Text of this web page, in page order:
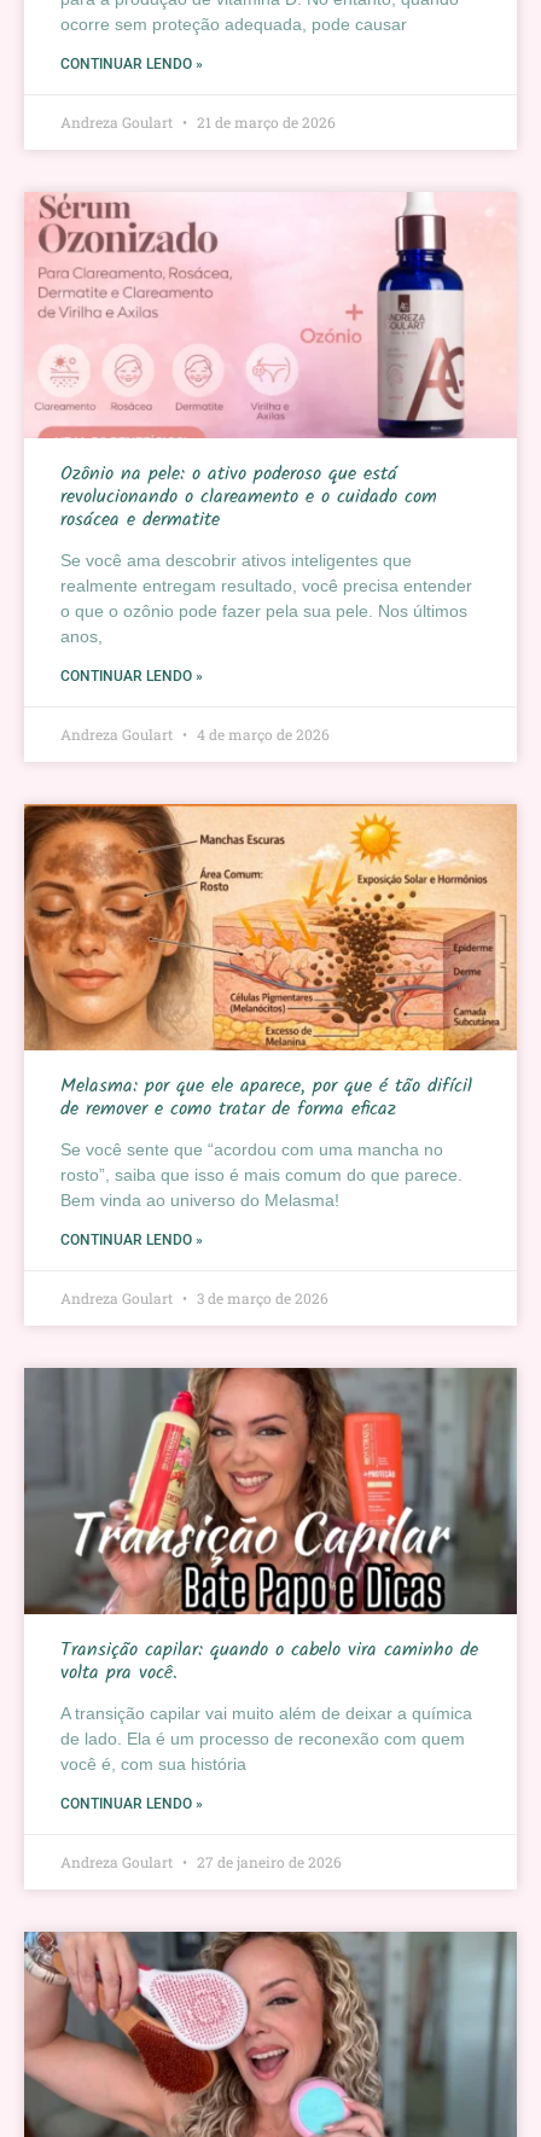
ocorre sem proteção adequada, pode causar
CONTINUAR LENDO »
Andreza Goulart 21 de março de 2026
Ozônio na pele: o ativo poderoso que está
revolucionando o clareamento e o cuidado com
rosácea e dermatite
Se você ama descobrir ativos inteligentes que
realmente entregam resultado, você precisa entender
o que o ozônio pode fazer pela sua pele. Nos últimos
anos,
CONTINUAR LENDO »
Andreza Goulart 4 de março de 2026
Melasma: por que ele aparece, por que é tão difícil
de remover e como tratar de forma eficaz
Se você sente que “acordou com uma mancha no
rosto”, saiba que isso é mais comum do que parece.
Bem vinda ao universo do Melasma!
CONTINUAR LENDO »
Andreza Goulart 3 de março de 2026
Transição capilar: quando o cabelo vira caminho de
volta pra você.
A transição capilar vai muito além de deixar a química
de lado. Ela é um processo de reconexão com quem
você é, com sua história
CONTINUAR LENDO »
Andreza Goulart 27 de janeiro de 2026